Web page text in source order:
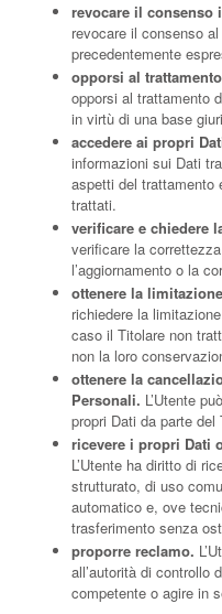
revocare il consenso
revocare il consenso
precedentemente
opporsi al
opporsi al trattamento
in virtù di una base
accedere ai propri
informazioni sui Dati
aspetti del trattamento
trattati.
verificare e chiedere
verificare la
l’aggiornamento o la
ottenere la
richiedere la
caso il Titolare non
non la loro
ottenere la
Personali. L’Utente
propri Dati da parte del
ricevere i propri Dati
L’Utente ha diritto di
strutturato, di uso
automatico e, ove
trasferimento senza
proporre reclamo.
all’autorità di controllo
competente o agire in